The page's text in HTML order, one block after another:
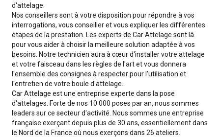
d'attelage.
Nos conseillers sont à votre disposition pour répondre à vos
interrogations, vous conseiller et vous expliquer les différentes
étapes de la prestation. Les experts de Car Attelage sont là
pour vous aider à choisir la meilleure solution adaptée à vos
besoins. Notre technicien aura à cœur d'installer votre attelage
et votre faisceau dans les règles de l'art et vous donnera
l'ensemble des consignes à respecter pour l'utilisation et
l'entretien de votre boule d'attelage.
Car Attelage est une entreprise experte dans la pose
d'attelages. Forte de nos 10 000 poses par an, nous sommes
leaders sur ce secteur d'activité. Nous sommes une entreprise
française exerçant depuis plus de 30 ans, essentiellement dans
le Nord de la France où nous exerçons dans 26 ateliers.